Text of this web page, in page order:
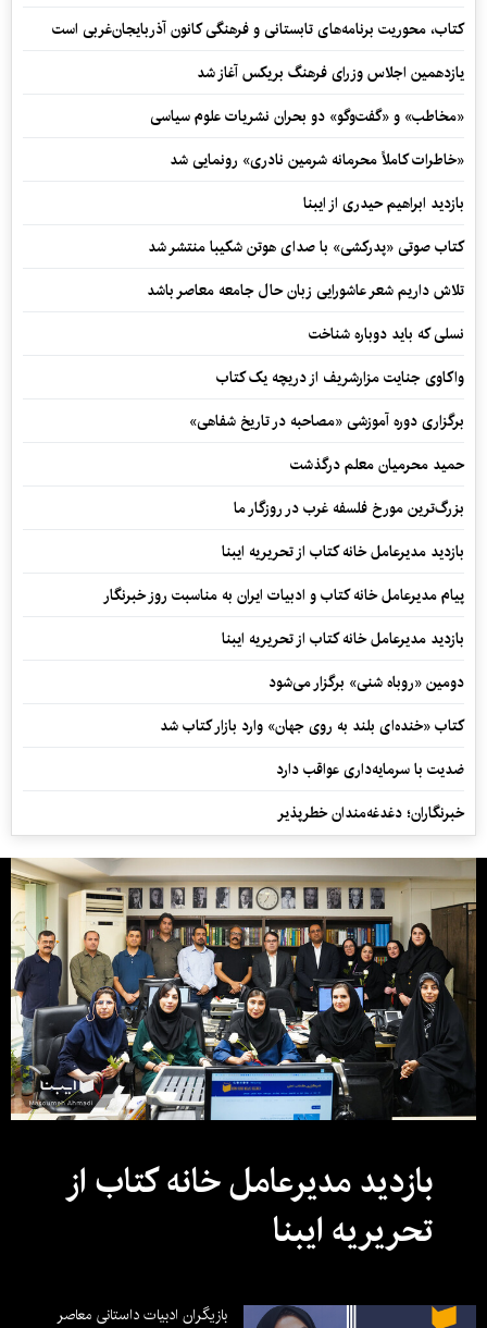
کتاب، محوریت برنامه‌های تابستانی و فرهنگی کانون آذربایجان‌غربی است
یازدهمین اجلاس وزرای فرهنگ بریکس آغاز شد
«مخاطب» و «گفت‌وگو» دو بحران نشریات علوم سیاسی
«خاطرات کاملاً محرمانه شرمین نادری» رونمایی شد
بازدید ابراهیم حیدری از ایبنا
کتاب صوتی «پدرکشی» با صدای هوتن شکیبا منتشر شد
تلاش داریم شعر عاشورایی زبان حال جامعه معاصر باشد
نسلی که باید دوباره شناخت
واکاوی جنایت مزارشریف از دریچه یک کتاب
برگزاری دوره آموزشی «مصاحبه در تاریخ شفاهی»
حمید محرمیان معلم درگذشت
بزرگ‌ترین مورخ فلسفه غرب در روزگار ما
بازدید مدیرعامل خانه کتاب از تحریریه ایبنا
پیام مدیرعامل خانه کتاب و ادبیات ایران به مناسبت روز خبرنگار
بازدید مدیرعامل خانه کتاب از تحریریه ایبنا
دومین «روباه شنی» برگزار می‌شود
کتاب «خنده‌ای بلند به روی جهان» وارد بازار کتاب شد
ضدیت با سرمایه‌داری عواقب دارد
خبرنگاران؛ دغدغه‌مندان خطرپذیر
بازدید مدیرعامل خانه کتاب از
تحریریه ایبنا
بازیگران ادبیات داستانی معاصر